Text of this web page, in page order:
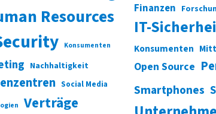
Resources
Konsumenten
Nachhaltigkeit
Social Media
Verträge
Finanzen
IT-
Konsumenten
Open Source
Smartphones